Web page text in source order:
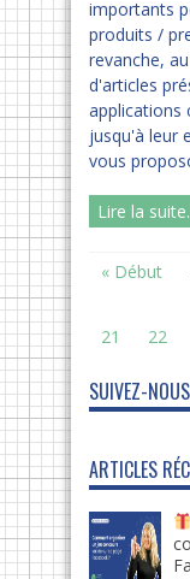
importants
produits /
revanche,
d'articles
applications
jusqu'à leur
vous
Lire la
« Début
21
22
SUIVEZ-
ARTICLES